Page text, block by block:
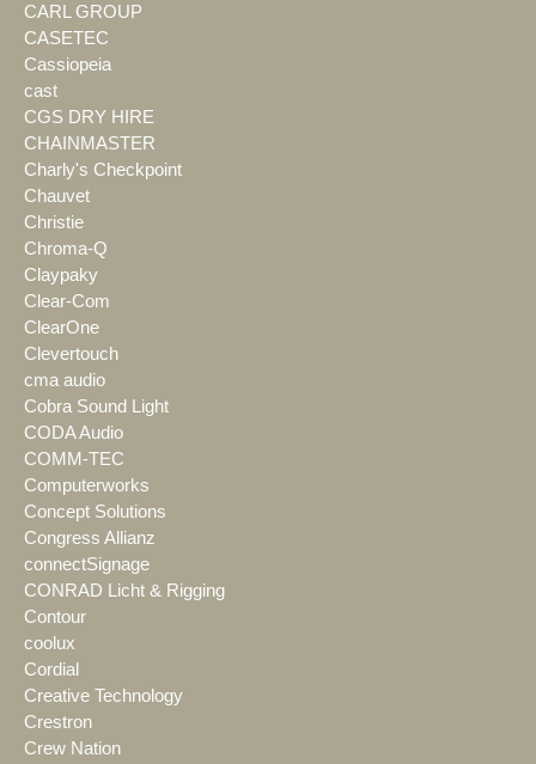
CARL GROUP
CASETEC
Cassiopeia
cast
CGS DRY HIRE
CHAINMASTER
Charly's Checkpoint
Chauvet
Christie
Chroma-Q
Claypaky
Clear-Com
ClearOne
Clevertouch
cma audio
Cobra Sound Light
CODA Audio
COMM-TEC
Computerworks
Concept Solutions
Congress Allianz
connectSignage
CONRAD Licht & Rigging
Contour
coolux
Cordial
Creative Technology
Crestron
Crew Nation